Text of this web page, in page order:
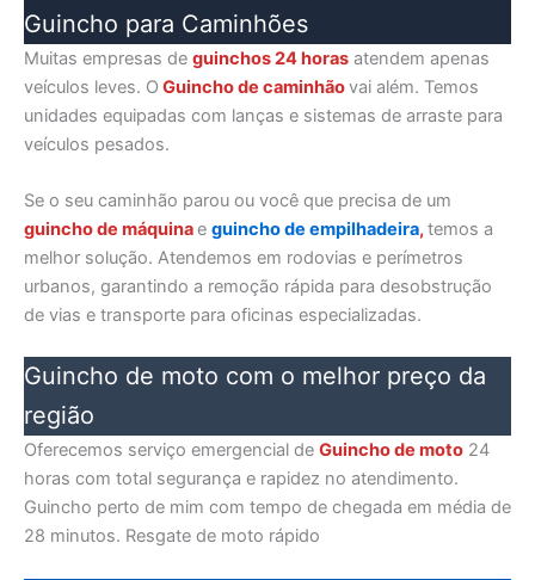
Guincho para Caminhões
Muitas empresas de guinchos 24 horas atendem apenas
veículos leves. O Guincho de caminhãovai além. Temos
unidades equipadas com lanças e sistemas de arraste para
veículos pesados.
Se o seu caminhão parou ou você que precisa de um
guincho de máquinae guincho de empilhadeira,temos a
melhor solução. Atendemos em rodovias e perímetros
urbanos, garantindo a remoção rápida para desobstrução
de vias e transporte para oficinas especializadas.
Guincho de moto com o melhor preço da
região
Oferecemos serviço emergencial de Guincho de moto 24
horas com total segurança e rapidez no atendimento.
Guincho perto de mim com tempo de chegada em média de
28 minutos. Resgate de moto rápido